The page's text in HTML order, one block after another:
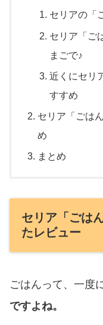
セリアの「
セリア「ご
まごで♪
近くにセリ
すすめ
セリア「ごは
め
まとめ
セリア「ごは
たレビュー
ごはんって、一度
ですよね。